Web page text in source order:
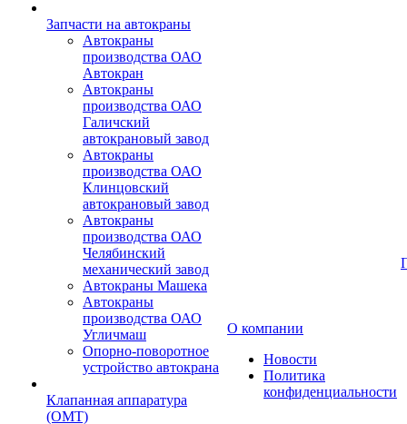
Запчасти на автокраны
Автокраны
производства ОАО
Автокран
Автокраны
производства ОАО
Галичский
автокрановый завод
Автокраны
производства ОАО
Клинцовский
автокрановый завод
Автокраны
производства ОАО
Челябинский
механический завод
Автокраны Машека
Автокраны
производства ОАО
Угличмаш
Опорно-поворотное
устройство автокрана
Клапанная аппаратура
(OMT)
О компании
Новости
Политика
конфиденциальности